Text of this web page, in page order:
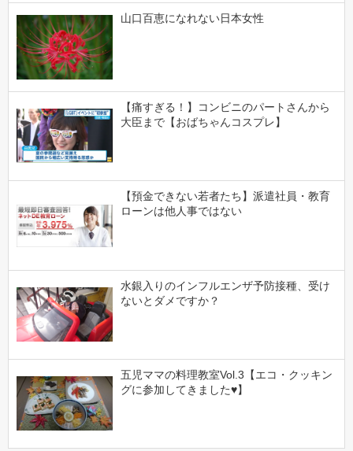
山口百恵になれない日本女性
【痛すぎる！】コンビニのパートさんから
大臣まで【おばちゃんコスプレ】
【預金できない若者たち】派遣社員・教育
ローンは他人事ではない
水銀入りのインフルエンザ予防接種、受け
ないとダメですか？
五児ママの料理教室Vol.3【エコ・クッキン
グに参加してきました♥】